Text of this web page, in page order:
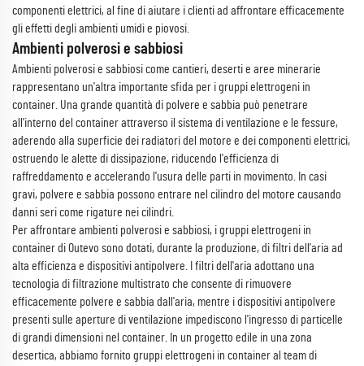
componenti elettrici, al fine di aiutare i clienti ad affrontare efficacemente
gli effetti degli ambienti umidi e piovosi.
Ambienti polverosi e sabbiosi
Ambienti polverosi e sabbiosi come cantieri, deserti e aree minerarie
rappresentano un'altra importante sfida per i gruppi elettrogeni in
container. Una grande quantità di polvere e sabbia può penetrare
all'interno del container attraverso il sistema di ventilazione e le fessure,
aderendo alla superficie dei radiatori del motore e dei componenti elettrici,
ostruendo le alette di dissipazione, riducendo l'efficienza di
raffreddamento e accelerando l'usura delle parti in movimento. In casi
gravi, polvere e sabbia possono entrare nel cilindro del motore causando
danni seri come rigature nei cilindri.
Per affrontare ambienti polverosi e sabbiosi, i gruppi elettrogeni in
container di Outevo sono dotati, durante la produzione, di filtri dell'aria ad
alta efficienza e dispositivi antipolvere. I filtri dell'aria adottano una
tecnologia di filtrazione multistrato che consente di rimuovere
efficacemente polvere e sabbia dall'aria, mentre i dispositivi antipolvere
presenti sulle aperture di ventilazione impediscono l'ingresso di particelle
di grandi dimensioni nel container. In un progetto edile in una zona
desertica, abbiamo fornito gruppi elettrogeni in container al team di